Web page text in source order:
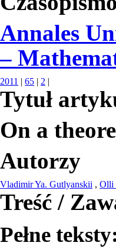
Annales
–
2011 | 65 | 2 |
Tytuł
On a
Autorzy
Vladimir Ya. Gutlyanskii , Olli
Treść /
Pełne teksty: